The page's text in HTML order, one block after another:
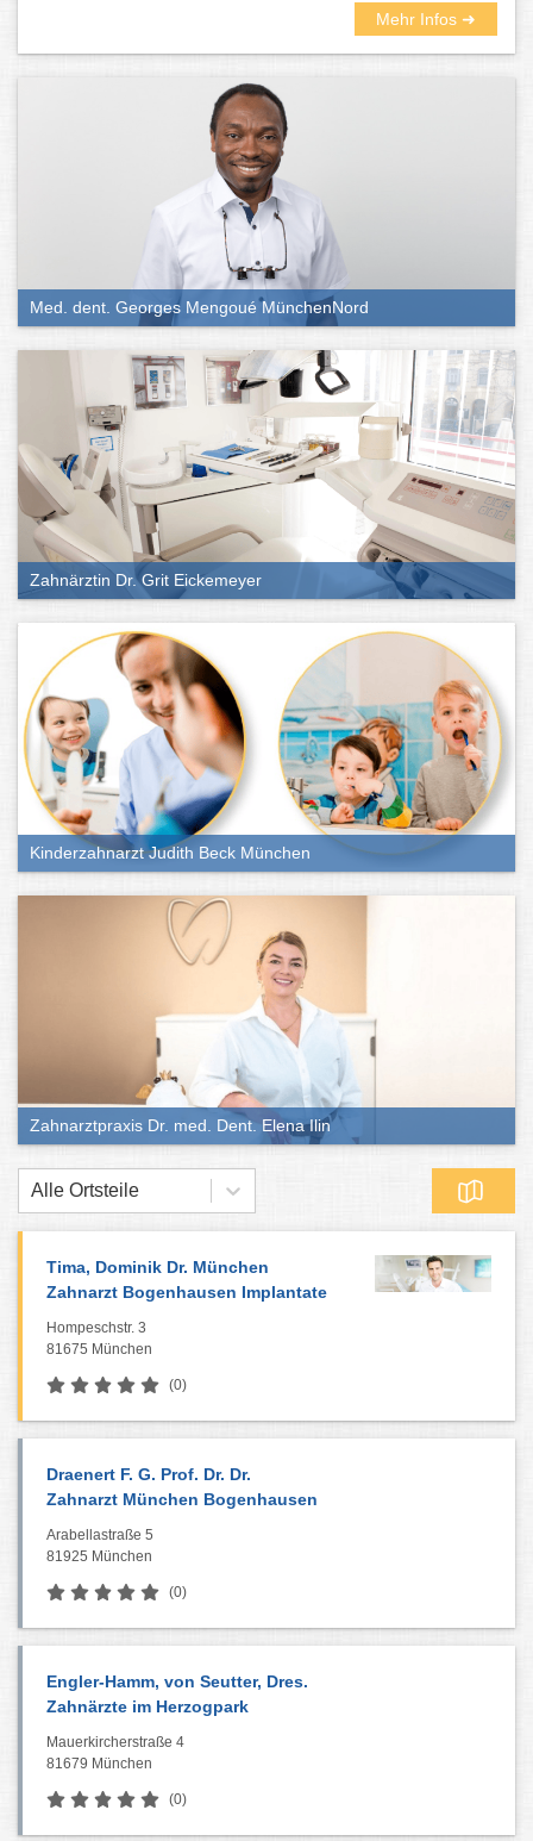
Mehr Infos ➜
Med. dent. Georges Mengoué MünchenNord
Zahnärztin Dr. Grit Eickemeyer
Kinderzahnarzt Judith Beck München
Zahnarztpraxis Dr. med. Dent. Elena Ilin
Alle Ortsteile
Tima, Dominik Dr. München
Zahnarzt Bogenhausen Implantate
Hompeschstr. 3
81675 München
(0)
Draenert F. G. Prof. Dr. Dr.
Zahnarzt München Bogenhausen
Arabellastraße 5
81925 München
(0)
Engler-Hamm, von Seutter, Dres.
Zahnärzte im Herzogpark
Mauerkircherstraße 4
81679 München
(0)